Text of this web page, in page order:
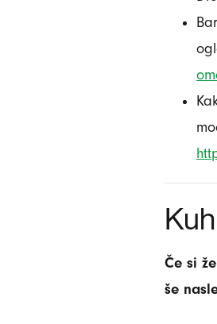
Če si
še